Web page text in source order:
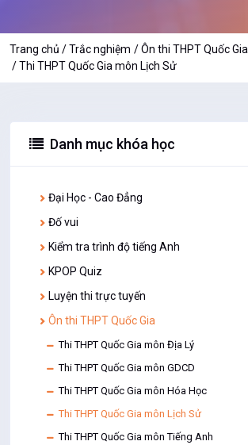
Trang chủ Trắc nghiệm
Ôn thi THPT Quốc Gia
Thi THPT Quốc Gia môn Lịch Sử
Danh mục khóa học
Đại Học - Cao Đẳng
Cơ Sở Văn Hóa Việt Nam
Kinh Tế Chính Trị
Kinh Tế Học
Kinh Tế Lượng
Ngành Kế Toán
Trắc nghiệm môn Chủ nghĩa Mác - Lênin
Trắc nghiệm môn Giáo Dục Quốc Phòng
Trắc nghiệm môn Lịch sử ĐCSVN
Trắc nghiệm môn Pháp Luật Đại Cương
Trắc nghiệm môn Triết Học
Đố vui
Đố vui dân gian
Đố vui hại não
Đố vui tiếng Anh
Đố vui Toán học
Kiểm tra trình độ tiếng Anh
Kiểm tra Ngữ pháp tiếng Anh
Tiếng Anh cho người lớn
Từ vựng tiếng Anh
KPOP Quiz
Luyện thi trực tuyến
Đáp án Cuộc thi trực tuyến
Thi Công Chức - Viên chức
Thi Đường lên đỉnh Olympia
Tìm hiểu Luật trẻ em
Trắc nghiệm Lịch sử Việt Nam
Trắc nghiệm môn Lý Luận Chính Trị
Ôn thi THPT Quốc Gia
Thi THPT Quốc Gia môn Địa Lý
Thi THPT Quốc Gia môn GDCD
Thi THPT Quốc Gia môn Hóa Học
Thi THPT Quốc Gia môn Lịch Sử
Thi THPT Quốc Gia môn Tiếng Anh